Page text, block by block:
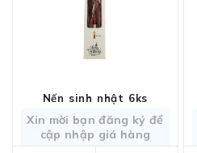
Nến sinh nhật 6ks
Xin mời bạn đăng ký để
cập nhập giá hàng